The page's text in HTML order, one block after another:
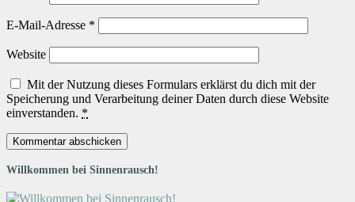
E-Mail-Adresse *
Website
Mit der Nutzung dieses Formulars erklärst du dich mit der
Speicherung und Verarbeitung deiner Daten durch diese Website
einverstanden. *
Willkommen bei Sinnenrausch!